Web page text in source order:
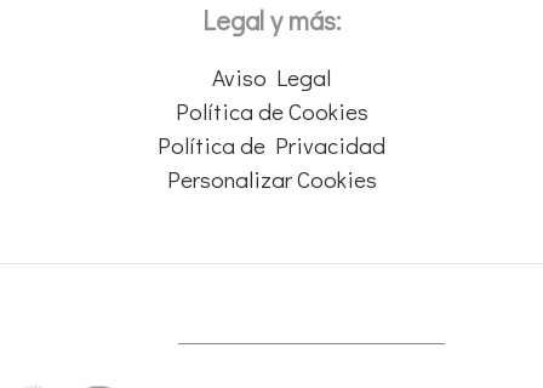
Legal y más:
Aviso Legal
Política de Cookies
Política de Privacidad
Personalizar Cookies